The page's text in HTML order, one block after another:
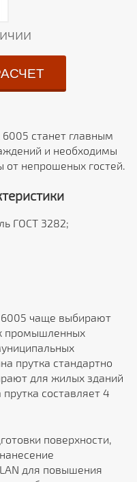
6005 станет главным
и необходимы
от непрошеных гостей.
ГОСТ 3282;
6005 чаще выбирают
промышленных
прутка стандартно
для жилых зданий
составляет 4
поверхности,
для повышения